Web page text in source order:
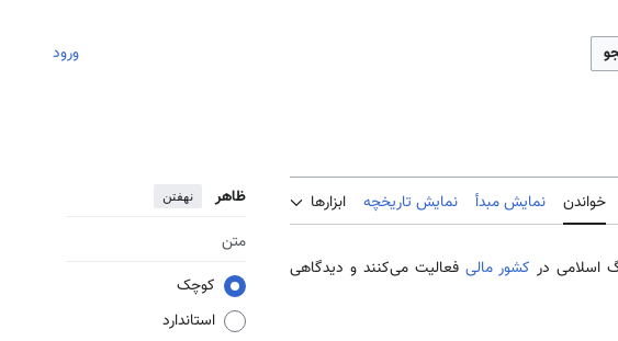
ورود
خواندن نمایش مبدأ نمایش تاریخچه ابزارها ظاهر نهفتن
متن
کوچک
استاندارد
اسلامی ‌در کشور مالیفعالیت می‌کنند و دیدگاهی